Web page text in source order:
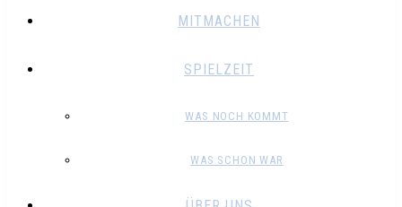
MITMACHEN
SPIELZEIT
WAS NOCH KOMMT
WAS SCHON WAR